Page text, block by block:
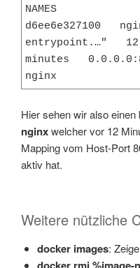
NAMES
d6ee6e327100
entrypoint.…"   12
minutes
nginx
Hier sehen wir also
nginxwelcher vor 12
Mapping vom Host-Port
aktiv hat.
Weitere nützliche
docker images: